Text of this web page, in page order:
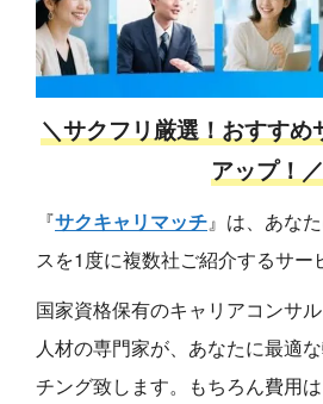
＼サクフリ厳選！おすすめ
アップ！／
『サクキャリマッチ』は、あな
スを1度に複数社ご紹介するサー
国家資格保有のキャリアコンサ
人材の専門家が、あなたに最適
チング致します。もちろん費用は